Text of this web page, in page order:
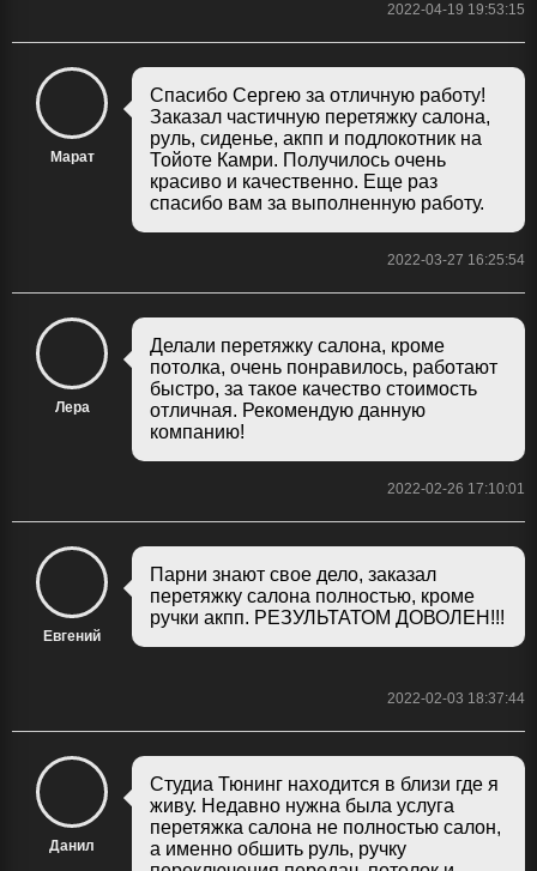
2022-04-19 19:53:15
Марат
Спасибо Сергею за отличную работу!
Заказал частичную перетяжку салона,
руль, сиденье, акпп и подлокотник на
Тойоте Камри. Получилось очень
красиво и качественно. Еще раз
спасибо вам за выполненную работу.
2022-03-27 16:25:54
Лера
Делали перетяжку салона, кроме
потолка, очень понравилось, работают
быстро, за такое качество стоимость
отличная. Рекомендую данную
компанию!
2022-02-26 17:10:01
Евгений
Парни знают свое дело, заказал
перетяжку салона полностью, кроме
ручки акпп. РЕЗУЛЬТАТОМ ДОВОЛЕН!!!
2022-02-03 18:37:44
Данил
Студиа Тюнинг находится в близи где я
живу. Недавно нужна была услуга
перетяжка салона не полностью салон,
а именно обшить руль, ручку